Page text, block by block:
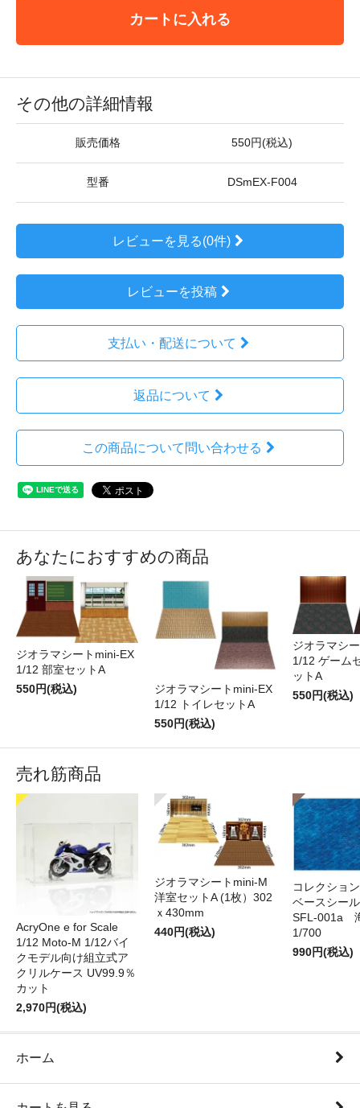
カートに入れる
その他の詳細情報
販売価格 550円(税込)
型番 DSmEX-F004
レビューを見る(0件)
レビューを投稿
支払い・配送について
返品について
この商品について問い合わせる
あなたにおすすめの商品
ジオラマシートmini-EX
1/12 部室セットA
550円(税込)
ジオラマシートmini-EX
1/12 トイレセットA
550円(税込)
ジオラマシ
1/12 ゲーム
ットA
550円(税込)
売れ筋商品
AcryOne e for Scale
1/12 Moto-M 1/12バイ
クモデル向け組立式ア
クリルケース UV99.9％
カット
2,970円(税込)
ジオラマシートmini-M
洋室セットA (1枚）302
ｘ430mm
440円(税込)
コレクショ
ベースシー
SFL-001a
1/700
990円(税込)
ホーム